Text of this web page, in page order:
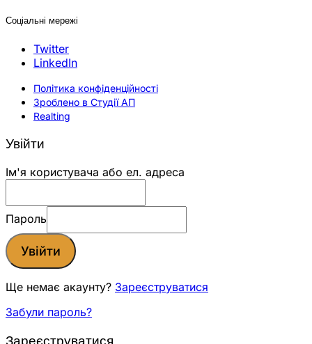
Соціальні мережі
Twitter
LinkedIn
Політика конфіденційності
Зроблено в Студії АП
Realting
Увійти
Ім'я користувача або ел. адреса
Пароль
Увійти
Ще немає акаунту? Зареєструватися
Забули пароль?
Зареєструватися